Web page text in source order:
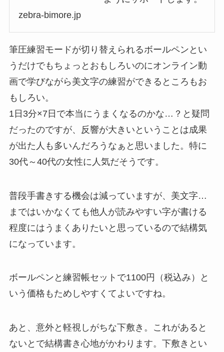
zebra-bimore.jp
筆圧練習モードが切り替えられるボールペンとい
うだけでもちょっとおもしろいのにオンライン動
画で学びながら美文字の練習ができるところもお
もしろい。
1日3分×7日で本当にうまくなるのかな…？と疑問
だったのですが、反響が大きいということは成果
が出た人も多いんだろうなぁと思いました。特に
30代～40代の女性に人気だそうです。
普段手書きする機会は減っていますが、美文字…
まではいかなくても他人が読みやすい字が書ける
程度にはうまくありたいと思っているので結構気
になっています。
ボールペンと練習帳セットで1100円（税込み）と
いう価格もためしやすくてよいですね。
あと、意外と軽視しがちな下敷き。これがあると
ないとで結構書き心地がかわります。下敷きとい